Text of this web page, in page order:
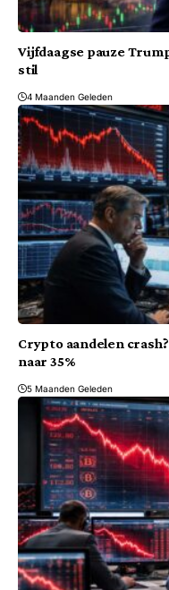
Vijfdaagse pauze
stil
4 Maanden Geleden
Crypto aandelen
naar 35%
5 Maanden Geleden